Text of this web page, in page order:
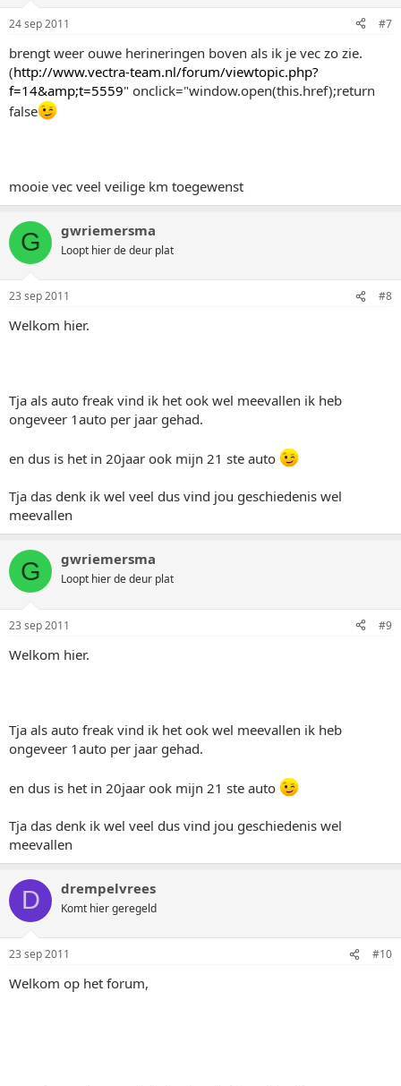
24 sep 2011 #7
brengt weer ouwe herineringen boven als ik je vec zo zie.
(http://www.vectra-team.nl/forum/viewtopic.php?
f=14&amp;t=5559" onclick="window.open(this.href);return
false
mooie vec veel veilige km toegewenst
G gwriemersma
Loopt hier de deur plat
23 sep 2011 #8
Welkom hier.
Tja als auto freak vind ik het ook wel meevallen ik heb
ongeveer 1auto per jaar gehad.
en dus is het in 20jaar ook mijn 21 ste auto
Tja das denk ik wel veel dus vind jou geschiedenis wel
meevallen
G gwriemersma
Loopt hier de deur plat
23 sep 2011 #9
Welkom hier.
Tja als auto freak vind ik het ook wel meevallen ik heb
ongeveer 1auto per jaar gehad.
en dus is het in 20jaar ook mijn 21 ste auto
Tja das denk ik wel veel dus vind jou geschiedenis wel
meevallen
D drempelvrees
Komt hier geregeld
23 sep 2011 #10
Welkom op het forum,